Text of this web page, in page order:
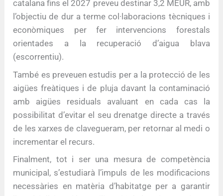
catalana fins el 2027 preveu destinar 3,2 MEUR, amb
l’objectiu de dur a terme col·laboracions tècniques i
econòmiques per fer intervencions forestals
orientades a la recuperació d’aigua blava
(escorrentiu).
També es preveuen estudis per a la protecció de les
aigües freàtiques i de pluja davant la contaminació
amb aigües residuals avaluant en cada cas la
possibilitat d’evitar el seu drenatge directe a través
de les xarxes de clavegueram, per retornar al medi o
incrementar el recurs.
Finalment, tot i ser una mesura de competència
municipal, s’estudiarà l’impuls de les modificacions
necessàries en matèria d’habitatge per a garantir